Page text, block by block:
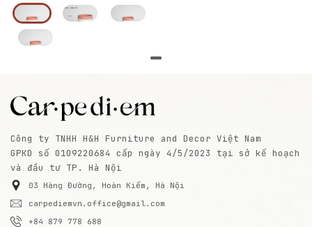
Công ty TNHH H&H Furniture and Decor Việt Nam
GPKD số 0109220684 cấp ngày 4/5/2023 tại sở kế hoạch
và đầu tư TP. Hà Nội
03 Hàng Đường, Hoàn Kiếm, Hà Nội
carpediemvn.office@gmail.com
+84 879 778 688